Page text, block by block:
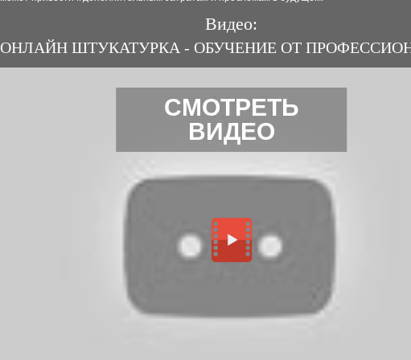
Видео:
ОНЛАЙН ШТУКАТУРКА - ОБУЧЕНИЕ ОТ
СМОТРЕТЬ
ВИДЕО